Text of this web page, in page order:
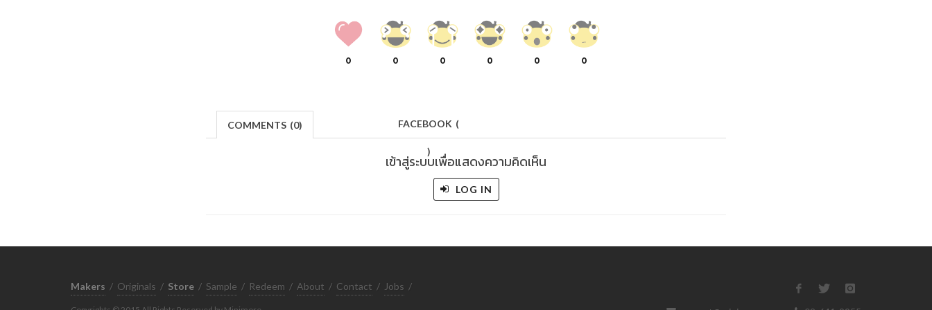
0 0 0 0 0 0
COMMENTS (0) FACEBOOK (
)
เข้าสู่ระบบเพื่อแสดงความคิดเห็น
LOG IN
Makers / Originals / Store / Sample / Redeem / About / Contact / Jobs /